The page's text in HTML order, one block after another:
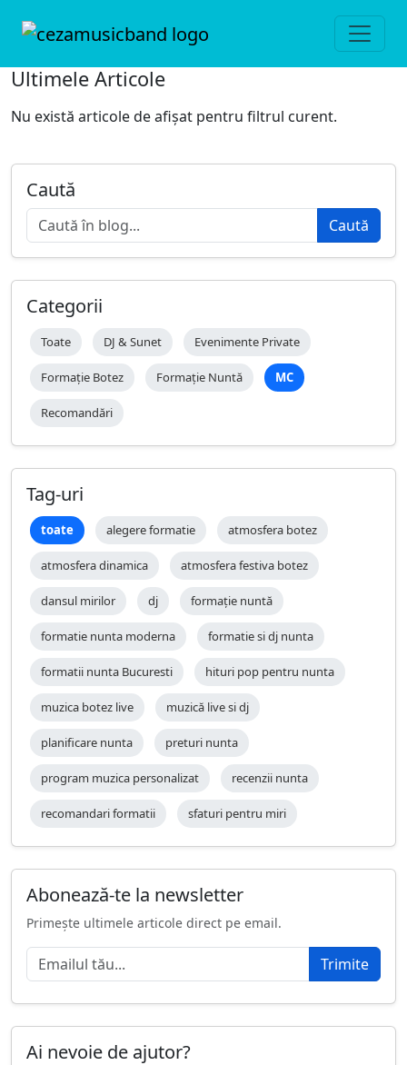
Ultimele Articole
Nu există articole de afișat pentru filtrul curent.
Caută
Caută
Categorii
Toate DJ & Sunet Evenimente Private
Formație Botez Formație Nuntă MC
Recomandări
Tag-uri
toate alegere formatie atmosfera botez
atmosfera dinamica atmosfera festiva botez
dansul mirilor dj formație nuntă
formatie nunta moderna formatie si dj nunta
formatii nunta Bucuresti hituri pop pentru nunta
muzica botez live muzică live si dj
planificare nunta preturi nunta
program muzica personalizat recenzii nunta
recomandari formatii sfaturi pentru miri
Abonează-te la newsletter
Primește ultimele articole direct pe email.
Trimite
Ai nevoie de ajutor?